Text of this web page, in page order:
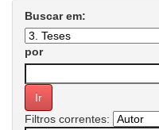
Buscar em:
por
Filtros correntes: